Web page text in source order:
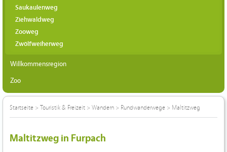
Saukaulenweg
Ziehwaldweg
Zooweg
Zwölfweiherweg
Willkommensregion
Zoo
Startseite > Touristik & Freizeit > Wandern > Rundwanderwege > Maltitzweg
Maltitzweg in Furpach